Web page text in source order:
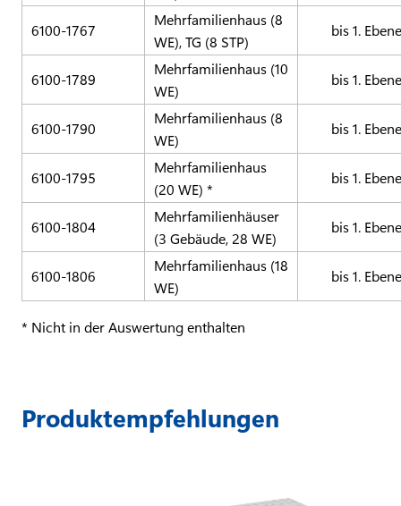
6100-1767
Mehrfamilienhaus (8
WE), TG (8 STP)
bis 1. Ebene
6100-1789
Mehrfamilienhaus (10
WE)
bis 1. Ebene
6100-1790
Mehrfamilienhaus (8
WE)
bis 1. Ebene
6100-1795
Mehrfamilienhaus
(20 WE) *
bis 1. Ebene
6100-1804
Mehrfamilienhäuser
(3 Gebäude, 28 WE)
bis 1. Ebene
6100-1806
Mehrfamilienhaus (18
WE)
bis 1. Ebene
* Nicht in der Auswertung enthalten
Produktempfehlungen